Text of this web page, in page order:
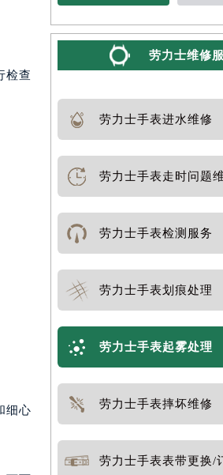
检查
细心
劳力士维修
劳力士手表进水维修
劳力士手表走时问题
劳力士手表检测服务
劳力士手表划痕处理
劳力士手表起雾处理
劳力士手表摔坏维修
劳力士手表表带更换/